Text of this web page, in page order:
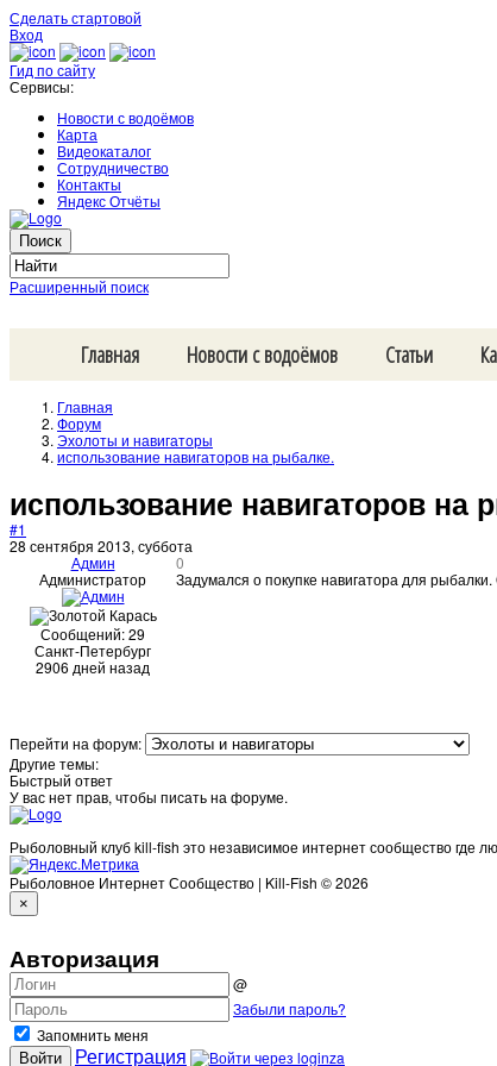
Сделать стартовой
Вход
Гид по сайту
Сервисы:
Новости с водоёмов
Карта
Видеокаталог
Сотрудничество
Контакты
Яндекс Отчёты
Расширенный поиск
Главная Новости с водоёмов Статьи
Главная
Форум
Эхолоты и навигаторы
использование навигаторов на рыбалке.
использование навигаторов на
#1
28 сентября 2013, суббота
Админ
Администратор
Сообщений: 29
Санкт-Петербург
2906 дней назад
0
Задумался о покупке навигатора для
Перейти на форум:
Другие темы:
Быстрый ответ
У вас нет прав, чтобы писать на форуме.
Рыболовный клуб kill-fish это независимое интернет сообщество где
Рыболовное Интернет Сообщество | Kill-Fish © 2026
×
Авторизация
@
Забыли пароль?
Запомнить меня
Войти Регистрация